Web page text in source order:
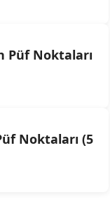
Püf Noktaları
Noktaları (5